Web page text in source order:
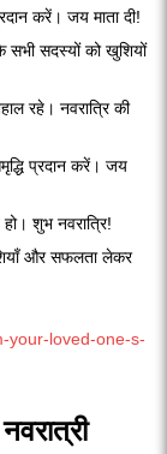
करें। जय माता दी!
सभी सदस्यों को खुशियों
रहे। नवरात्रि की
प्रदान करें। जय
हो। शुभ नवरात्रि!
और सफलता लेकर